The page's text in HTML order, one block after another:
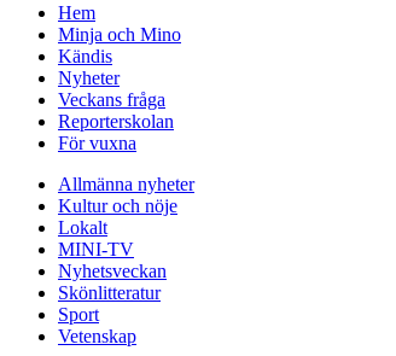
Hem
Minja och Mino
Kändis
Nyheter
Veckans fråga
Reporterskolan
För vuxna
Allmänna nyheter
Kultur och nöje
Lokalt
MINI-TV
Nyhetsveckan
Skönlitteratur
Sport
Vetenskap